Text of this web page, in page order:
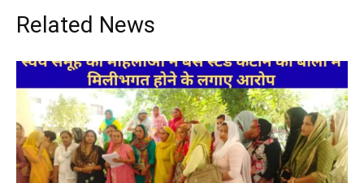
Related News